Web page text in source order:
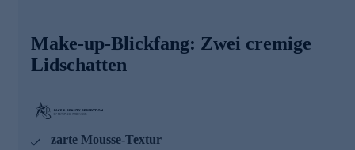
Make-up-Blickfang: Zwei cremige
Lidschatten
zarte Mousse-Textur